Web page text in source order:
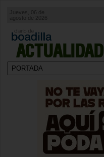
ACTUALIDAD
agosto de 2026